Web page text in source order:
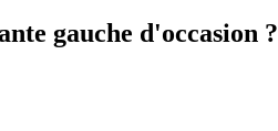
gauche d'occasion ?